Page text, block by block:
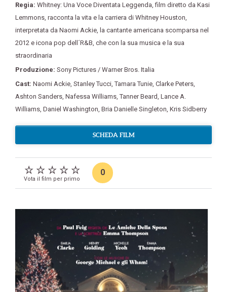
Regia: Whitney: Una Voce Diventata Leggenda ,film diretto da Kasi
Lemmons racconta la vita e la carriera di Whitney Houston
interpretata da Naomi Ackie la cantante americana scomparsa nel
2012 e icona pop dell´R&B che con la sua musica e la sua
straordinaria
Produzione: Sony Pictures / Warner Bros. Italia
Cast: Naomi Ackie Stanley Tucci ,Tamara Tunie Clarke Peters
Ashton Sanders Nafessa Williams ,Tanner Beard Lance A.
Williams Daniel Washington Bria Danielle Singleton Kris Sidberry
SCHEDA FILM
Vota il film per primo
0